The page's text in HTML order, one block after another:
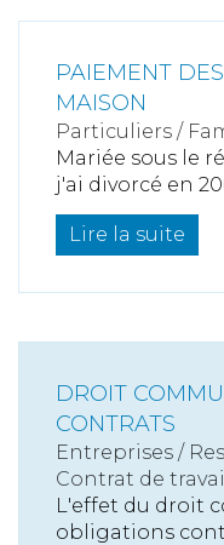
PAIEMENT
MAISON
Particuliers /
Mariée sous le
j'ai divorcé en
Lire la suite
DROIT
CONTRATS
Entreprises /
Contrat de travail
L'effet du droit
obligations